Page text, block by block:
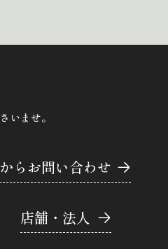
いませ。
らお問い合わせ
店舗・法人